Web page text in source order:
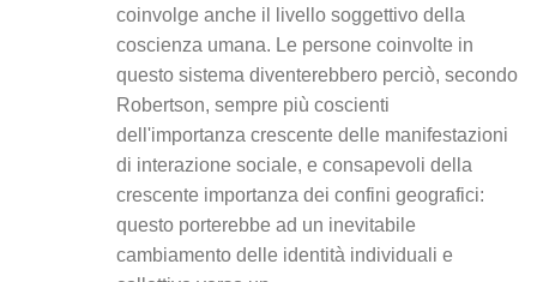
coinvolge anche il livello soggettivo della
coscienza umana. Le persone coinvolte in
questo sistema diventerebbero perciò, secondo
Robertson, sempre più coscienti
dell'importanza crescente delle manifestazioni
di interazione sociale, e consapevoli della
crescente importanza dei confini geografici:
questo porterebbe ad un inevitabile
cambiamento delle identità individuali e